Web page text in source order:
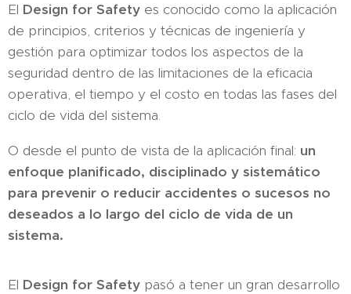
El Design for Safety es conocido como la aplicación
de principios, criterios y técnicas de ingeniería y
gestión para optimizar todos los aspectos de la
seguridad dentro de las limitaciones de la eficacia
operativa, el tiempo y el costo en todas las fases del
ciclo de vida del sistema.
O desde el punto de vista de la aplicación final: un
enfoque planificado, disciplinado y sistemático
para prevenir o reducir accidentes o sucesos no
deseados a lo largo del ciclo de vida de un
sistema.
El Design for Safety pasó a tener un gran desarrollo